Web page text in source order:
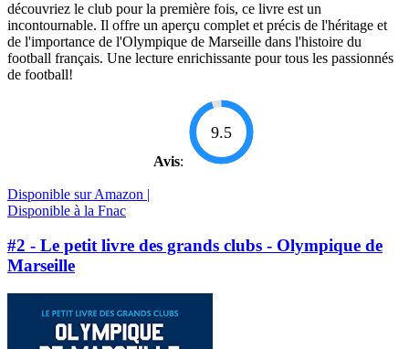
découvriez le club pour la première fois, ce livre est un
incontournable. Il offre un aperçu complet et précis de l'héritage et
de l'importance de l'Olympique de Marseille dans l'histoire du
football français. Une lecture enrichissante pour tous les passionnés
de football!
Avis:
9.5
Disponible sur Amazon |
Disponible à la Fnac
#2 - Le petit livre des grands clubs - Olympique de
Marseille